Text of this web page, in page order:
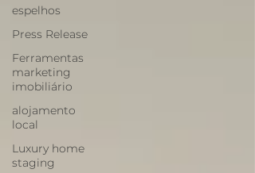
espelhos
Press Release
Ferramentas
marketing
imobiliário
alojamento
local
Luxury home
staging